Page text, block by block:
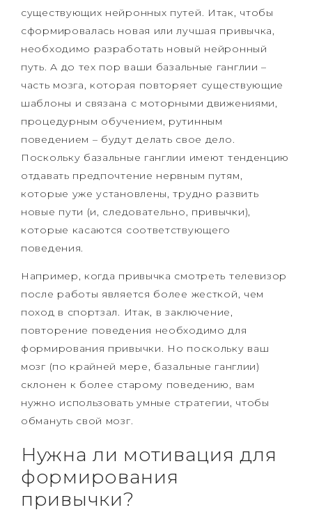
существующих нейронных путей. Итак, чтобы
сформировалась новая или лучшая привычка,
необходимо разработать новый нейронный
путь. А до тех пор ваши базальные ганглии –
часть мозга, которая повторяет существующие
шаблоны и связана с моторными движениями,
процедурным обучением, рутинным
поведением – будут делать свое дело.
Поскольку базальные ганглии имеют тенденцию
отдавать предпочтение нервным путям,
которые уже установлены, трудно развить
новые пути (и, следовательно, привычки),
которые касаются соответствующего
поведения.
Например, когда привычка смотреть телевизор
после работы является более жесткой, чем
поход в спортзал. Итак, в заключение,
повторение поведения необходимо для
формирования привычки. Но поскольку ваш
мозг (по крайней мере, базальные ганглии)
склонен к более старому поведению, вам
нужно использовать умные стратегии, чтобы
обмануть свой мозг.
Нужна ли мотивация для
формирования
привычки?